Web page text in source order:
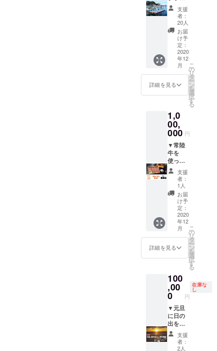
申し込
みくだ
さい。
※3名様
以下で
お申し
込みに
なった
場合に
は、他
の方と
の同行
になる
があり
ます。
▼お礼
のお手
紙
望が多
い場合
にはプ
ラス料
金を請
求させ
ていた
だく場
合があ
りま
す。
※撮影
は、茨
京、栃
木、埼
玉、千
葉に限
りま
す。 そ
の他の
地域か
らご希
望され
る方は
事前に
ラボ
ワッ
ト・ス
タジオ
さん
（https:
//www.l
aboite-
） まで
お問い
合わせ
くださ
い。
※データ
納品と
させて
いただ
きま
は先着
順で決
めさせ
ていた
だきま
す。
※掲載期
間は3年
間で
す。 ▼
お礼の
お手紙
●釣り船
で魚釣
り放題
（釣り
船貸
切） ●
釣った
魚で
バーベ
キュー
（施設
貸切）
※食材
分）釣
りたて
の漁師
さんお
勧めの
魚／牛
肉約
100g／
豚肉約
100g／
鶏肉約
125g／
イカ 半
身／
ソー
セージ1
本／野
菜／ご
飯 ※
飲み物
れませ
ん。
※食材・
飲み物
の持ち
込みは
自由で
す。 ●
宿泊
（RV車
支援
者：
20人
お届
け予
定：
2020
年12
月
詳細を見る
こ
の
リ
タ
ー
ン
を
選
択
す
る
1,0
00,
000 円
▼常陸
牛を
使った
バーベ
キュー
チケッ
ト・飲
み放題
チケッ
ト 常
陸牛食
べ尽く
しコー
ス ※
バーベ
キュー
も、
ロース
トビー
フなど
常陸牛
のオー
ドブル
や、釣
りたて
魚料理
支援
者：
1人
お届
け予
定：
2020
年12
月
詳細を見る
こ
の
リ
タ
ー
ン
を
選
択
す
る
100
,00
0 円
在庫な
し
▼元旦
に日の
出を見
られる
貸切風
呂プラ
支援
者：
2人